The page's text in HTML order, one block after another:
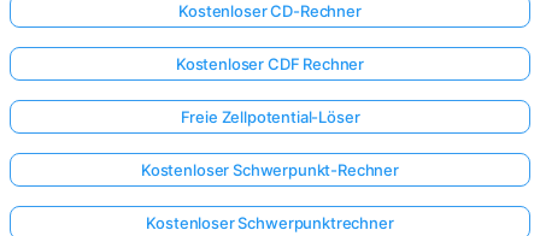
Kostenloser CD-Rechner
Kostenloser CDF Rechner
Freie Zellpotential-Löser
Kostenloser Schwerpunkt-Rechner
Kostenloser Schwerpunktrechner